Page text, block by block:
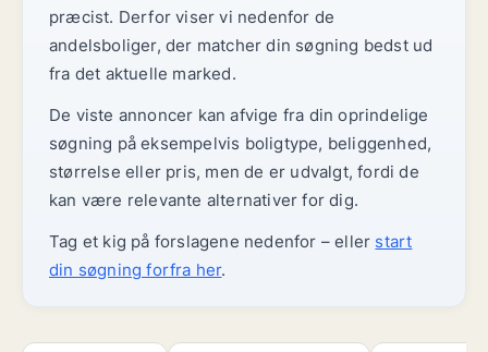
præcist. Derfor viser vi nedenfor de
andelsboliger, der matcher din søgning bedst ud
fra det aktuelle marked.
De viste annoncer kan afvige fra din oprindelige
søgning på eksempelvis boligtype, beliggenhed,
størrelse eller pris, men de er udvalgt, fordi de
kan være relevante alternativer for dig.
Tag et kig på forslagene nedenfor – eller start
din søgning forfra her.